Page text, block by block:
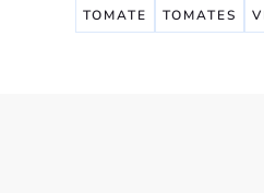
TOMATE
TOMATES